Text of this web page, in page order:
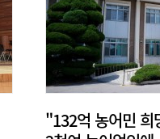
기반을 구
스별 표준
목에..
"132억 농어민 희